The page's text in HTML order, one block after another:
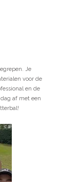
Je
voor de
en de
af met een